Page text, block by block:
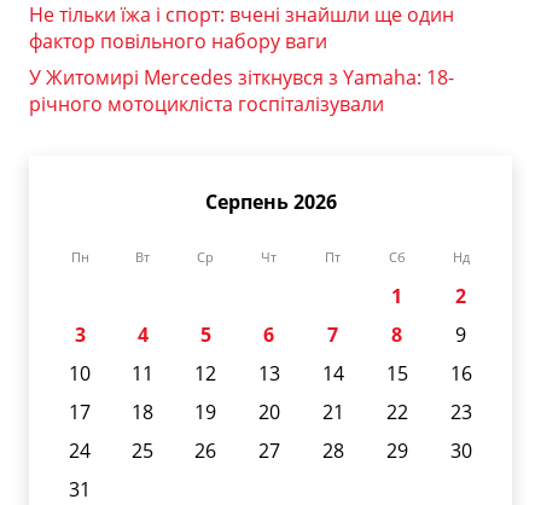
Не тільки їжа і спорт: вчені знайшли ще один
фактор повільного набору ваги
У Житомирі Mercedes зіткнувся з Yamaha: 18-
річного мотоцикліста госпіталізували
Серпень 2026
Пн Вт Ср Чт Пт Сб Нд
1
2
3
4 5 6 7 8
9
10
11 12 13 14 15
16
17
18 19 20 21 22
23
24
25 26 27 28 29
30
31